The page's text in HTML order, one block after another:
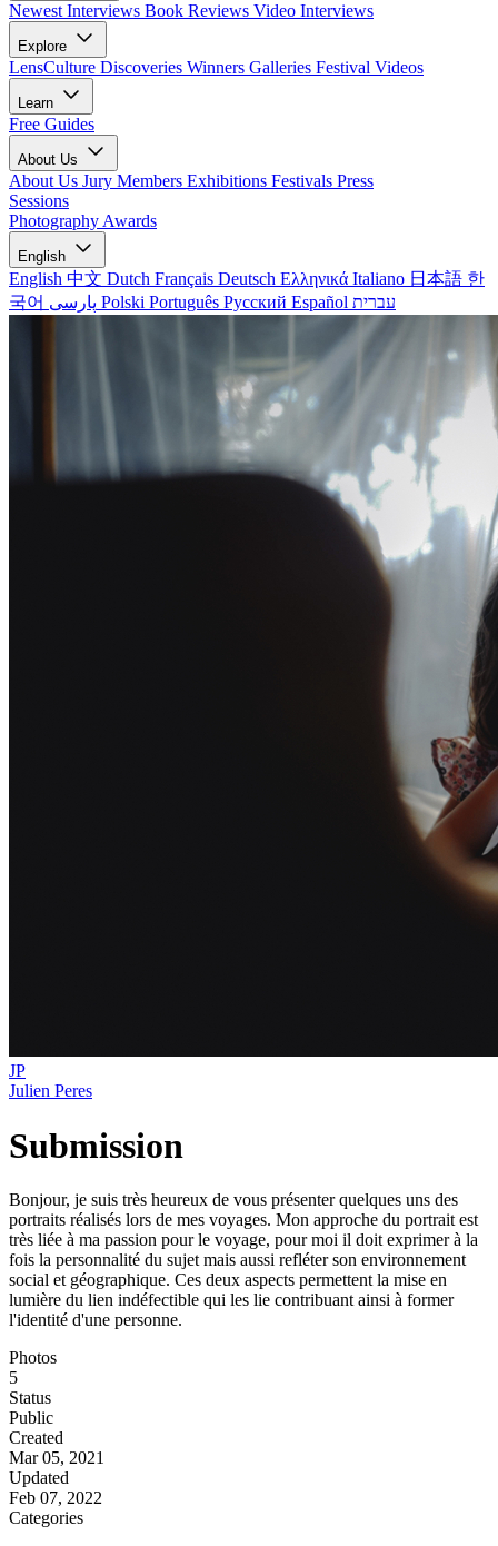
Newest Interviews Book Reviews Video Interviews
Explore
LensCulture Discoveries Winners Galleries Festival Videos
Learn
Free Guides
About Us
About Us Jury Members Exhibitions Festivals Press
Sessions
Photography Awards
English
English 中文 Dutch Français Deutsch Ελληνικά Italiano 日本語 한
국어
Polski Português Русский Español עברית
JP
Julien Peres
Submission
Bonjour, je suis très heureux de vous présenter quelques uns des
portraits réalisés lors de mes voyages. Mon approche du portrait est
très liée à ma passion pour le voyage, pour moi il doit exprimer à la
fois la personnalité du sujet mais aussi refléter son environnement
social et géographique. Ces deux aspects permettent la mise en
lumière du lien indéfectible qui les lie contribuant ainsi à former
l'identité d'une personne.
Photos
5
Status
Public
Created
Mar 05, 2021
Updated
Feb 07, 2022
Categories